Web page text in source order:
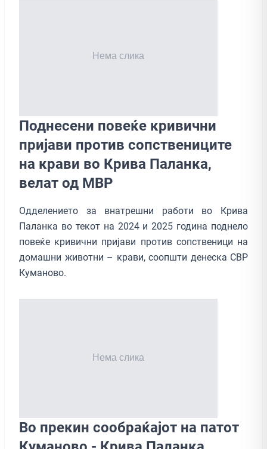
Поднесени повеќе кривични
пријави против сопствениците
на крави во Крива Паланка,
велат од МВР
Одделението за внатрешни работи во Крива
Паланка во текот на 2024 и 2025 година поднело
повеќе кривични пријави против сопственици на
домашни животни – крави, соопшти денеска СВР
Куманово.
Во прекин сообраќајот на патот